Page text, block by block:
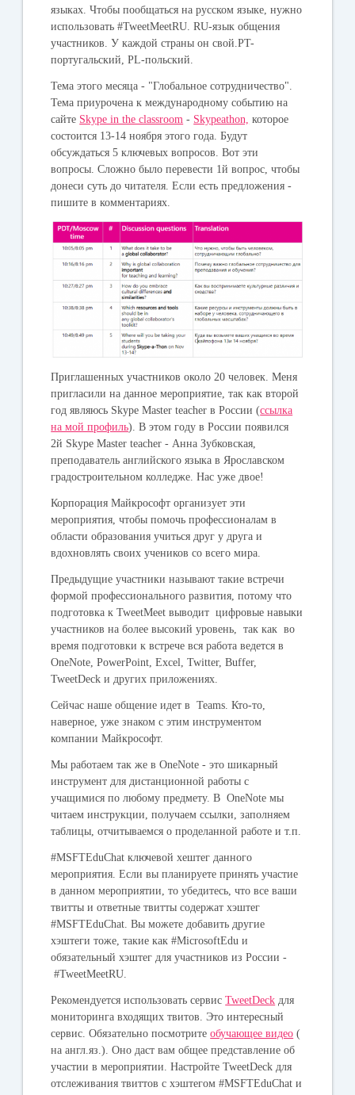
языках.Чтобы пообщаться на русском языке, нужно
использовать #TweetMeetRU. RU-язык общения
участников . У каждой страны он свой.PT-
португальский, PL-польский.
Тема этого месяца - "Глобальное сотрудничество".
Тема приурочена к международному событию на
сайте Skype in the classroom - Skypeathon, которое
состоится 13-14 ноября этого года. Будут
обсуждаться 5 ключевых вопросов. Вот эти
вопросы. Сложно было перевести 1й вопрос, чтобы
донеси суть до читателя. Если есть предложения -
пишите в комментариях.
Приглашенных участников около 20 человек. Меня
пригласили на данное мероприятие, так как второй
год являюсь Skype Master teacher в России (ссылка
на мой профиль). В этом году в России появился
2й Skype Master teacher - Анна Зубковская,
преподаватель английского языка в Ярославском
градостроительном колледже. Нас уже двое!
Корпорация Майкрософт организует эти
мероприятия, чтобы помочь профессионалам в
области образования учиться друг у друга и
вдохновлять своих учеников со всего мира.
Предыдущие участники называют такие встречи
формой профессионального развития, потому что
подготовка к TweetMeet выводит цифровые навыки
участников на более высокий уровень, так как во
время подготовки к встрече вся работа ведется в
OneNote, PowerPoint, Excel, Twitter, Buffer,
TweetDeck и других приложениях.
Сейчас наше общение идет в Teams. Кто-то,
наверное, уже знаком с этим инструментом
компании Майкрософт.
Мы работаем так же в OneNote - это шикарный
инструмент для дистанционной работы с
учащимися по любому предмету. В OneNote мы
читаем инструкции, получаем ссылки, заполняем
таблицы, отчитываемся о проделанной работе и т.п.
#MSFTEduChat ключевой хештег данного
мероприятия. Если вы планируете принять участие
в данном мероприятии, то убедитесь, что все ваши
твитты и ответные твитты содержат хэштег
#MSFTEduChat. Вы можете добавить другие
хэштеги тоже, такие как #MicrosoftEdu и
обязательный хэштег для участников из России -
#TweetMeetRU.
Рекомендуется использовать сервисTweetDeck для
мониторинга входящих твитов. Это интересный
сервис. Обязательно посмотритеобучающее видео (
на англ.яз.). Оно даст вам общее представление об
участии в мероприятии. Настройте TweetDeck для
отслеживания твиттов с хэштегом #MSFTEduChat и